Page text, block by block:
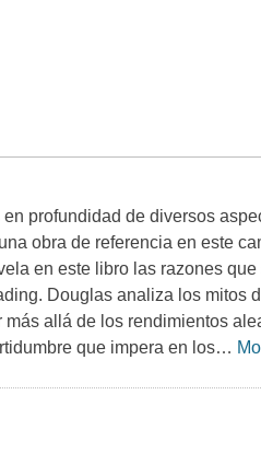
profundidad de diversos
obra de referencia en este
en este libro las razones que
Douglas analiza los mitos
allá de los rendimientos
que impera en los…